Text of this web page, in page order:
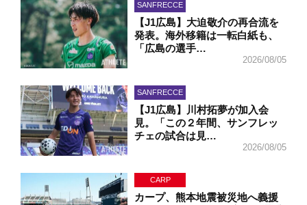
SANFRECCE
【J1広島】大迫敬介の再合流を
発表。海外移籍は一転白紙も、
「広島の選手…
2026/08/05
SANFRECCE
【J1広島】川村拓夢が加入会
見。「この２年間、サンフレッ
チェの試合は見…
2026/08/05
CARP
カープ、熊本地震被災地へ義援